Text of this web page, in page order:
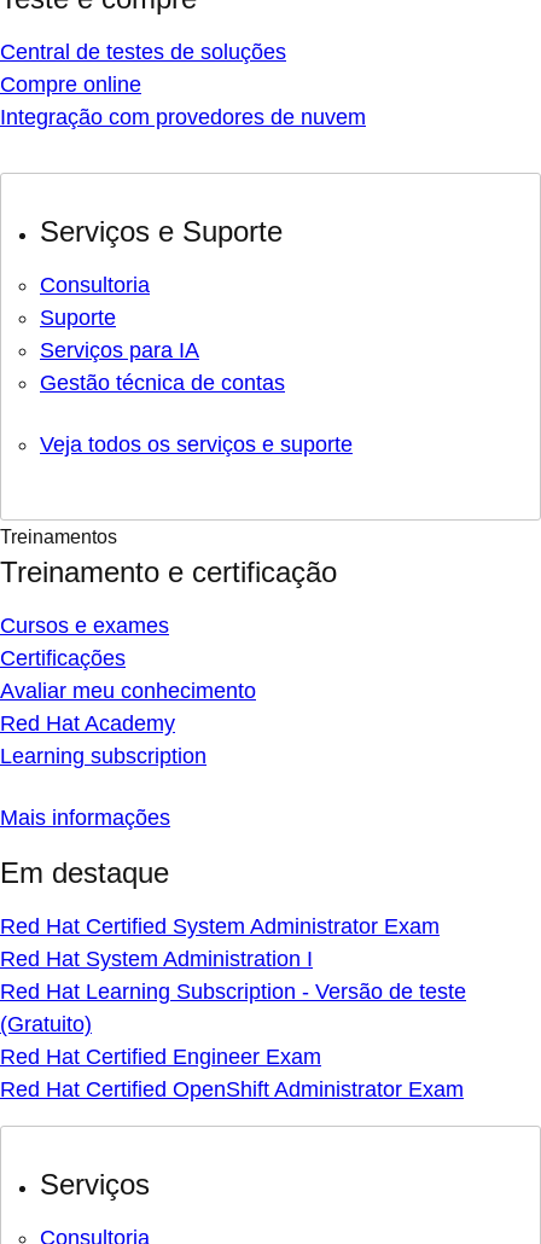
Central de testes de soluções
Compre online
Integração com provedores de nuvem
Serviços e Suporte
Consultoria
Suporte
Serviços para IA
Gestão técnica de contas
Veja todos os serviços e suporte
Treinamentos
Treinamento e certificação
Cursos e exames
Certificações
Avaliar meu conhecimento
Red Hat Academy
Learning subscription
Mais informações
Em destaque
Red Hat Certified System Administrator Exam
Red Hat System Administration I
Red Hat Learning Subscription - Versão de teste
(Gratuito)
Red Hat Certified Engineer Exam
Red Hat Certified OpenShift Administrator Exam
Serviços
Consultoria